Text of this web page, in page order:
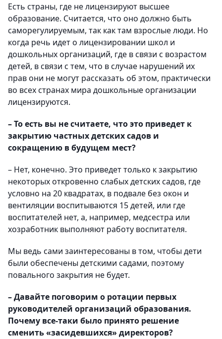
Есть страны, где не лицензируют высшее
образование. Считается, что оно должно быть
саморегулируемым, так как там взрослые люди. Но
когда речь идет о лицензировании школ и
дошкольных организаций, где в связи с возрастом
детей, в связи с тем, что в случае нарушений их
прав они не могут рассказать об этом, практически
во всех странах мира дошкольные организации
лицензируются.
– То есть вы не считаете, что это приведет к
закрытию частных детских садов и
сокращению в будущем мест?
– Нет, конечно. Это приведет только к закрытию
некоторых откровенно слабых детских садов, где
условно на 20 квадратах, в подвале без окон и
вентиляции воспитываются 15 детей, или где
воспитателей нет, а, например, медсестра или
хозработник выполняют работу воспитателя.
Мы ведь сами заинтересованы в том, чтобы дети
были обеспечены детскими садами, поэтому
повального закрытия не будет.
– Давайте поговорим о ротации первых
руководителей организаций образования.
Почему все-таки было принято решение
сменить «засидевшихся» директоров?